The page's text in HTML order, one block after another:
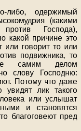
одержимый
(какими
Господа),
какой причине это
говорит то или
подвижника, то
самим делом
слову Господню:
Потому что даже
лик такого
или услышат
и становятся
благоговеют пред